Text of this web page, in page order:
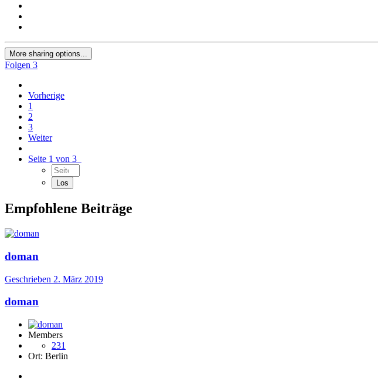
More sharing options...
Folgen 3
Vorherige
1
2
3
Weiter
Seite 1 von 3
Empfohlene Beiträge
doman
Geschrieben 2. März 2019
doman
Members
231
Ort: Berlin